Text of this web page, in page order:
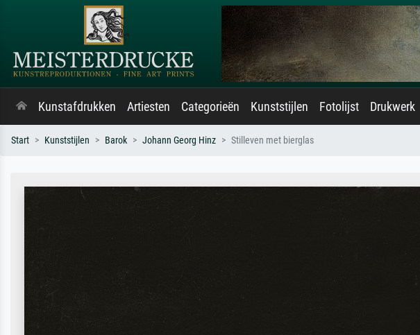
Kunstafdrukken Artiesten Categorieën Kunststijlen Fotolijst Drukwerk
Start Kunststijlen Barok Johann Georg Hinz Stilleven met bierglas